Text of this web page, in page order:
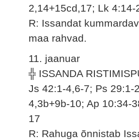
2,14+15cd,17; Lk 4:14-
R: Issandat
maa rahvad.
11. jaanuar
╬ ISSANDA
Js 42:1-4,6-7; Ps 29:1-
4,3b+9b-10; Ap 10:34-
17
R: Rahuga õnnistab